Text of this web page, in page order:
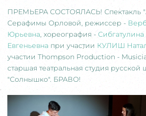
ПРЕМЬЕРА СОСТОЯЛАСЬ! Спектакль
Серафимы Орловой, режиссер -
Юрьевна, хореография -
Евгеньевна при участии КУЛИШ
участии Thompson Production -
старшая театральная студия русской
"Солнышко". БРАВО!